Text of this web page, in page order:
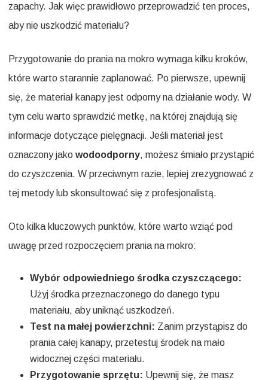
zapachy. Jak więc prawidłowo przeprowadzić ten proces,
aby nie uszkodzić materiału?
Przygotowanie do prania na mokro wymaga kilku kroków,
które warto starannie zaplanować. Po pierwsze, upewnij
się, że materiał kanapy jest odporny na działanie wody. W
tym celu warto sprawdzić metkę, na której znajdują się
informacje dotyczące pielęgnacji. Jeśli materiał jest
oznaczony jako wodoodporny, możesz śmiało przystąpić
do czyszczenia. W przeciwnym razie, lepiej zrezygnować z
tej metody lub skonsultować się z profesjonalistą.
Oto kilka kluczowych punktów, które warto wziąć pod
uwagę przed rozpoczęciem prania na mokro:
Wybór odpowiedniego środka czyszczącego:
Użyj środka przeznaczonego do danego typu
materiału, aby uniknąć uszkodzeń.
Test na małej powierzchni: Zanim przystąpisz do
prania całej kanapy, przetestuj środek na mało
widocznej części materiału.
Przygotowanie sprzętu: Upewnij się, że masz